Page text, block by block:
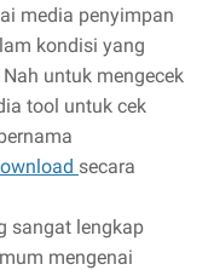
media penyimpan
kondisi yang
untuk mengecek
tool untuk cek
secara
sangat lengkap
mengenai